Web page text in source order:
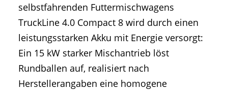
selbstfahrenden Futtermischwagens
TruckLine 4.0 Compact 8 wird durch einen
leistungsstarken Akku mit Energie versorgt:
Ein 15 kW starker Mischantrieb löst
Rundballen auf, realisiert nach
Herstellerangaben eine homogene